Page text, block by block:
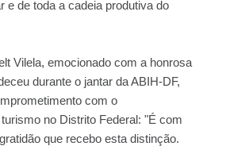
e de toda a cadeia produtiva do
Vilela, emocionado com a honrosa
durante o jantar da ABIH-DF,
com o
no Distrito Federal: "É com
que recebo esta distinção.